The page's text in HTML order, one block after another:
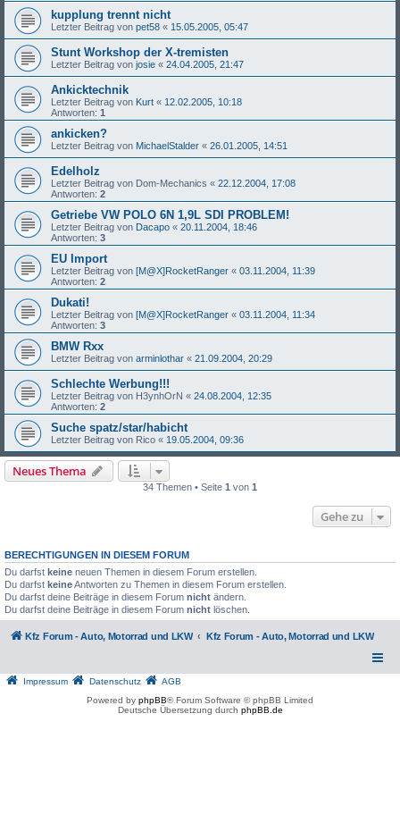
kupplung trennt nicht
Letzter Beitrag von pet58 « 15.05.2005, 05:47
Stunt Workshop der X-tremisten
Letzter Beitrag von josie « 24.04.2005, 21:47
Ankicktechnik
Letzter Beitrag von Kurt « 12.02.2005, 10:18
Antworten: 1
ankicken?
Letzter Beitrag von MichaelStalder « 26.01.2005, 14:51
Edelholz
Letzter Beitrag von Dom-Mechanics « 22.12.2004, 17:08
Antworten: 2
Getriebe VW POLO 6N 1,9L SDI PROBLEM!
Letzter Beitrag von Dacapo « 20.11.2004, 18:46
Antworten: 3
EU Import
Letzter Beitrag von [M@X]RocketRanger « 03.11.2004, 11:39
Antworten: 2
Dukati!
Letzter Beitrag von [M@X]RocketRanger « 03.11.2004, 11:34
Antworten: 3
BMW Rxx
Letzter Beitrag von arminlothar « 21.09.2004, 20:29
Schlechte Werbung!!!
Letzter Beitrag von H3ynhOrN « 24.08.2004, 12:35
Antworten: 2
Suche spatz/star/habicht
Letzter Beitrag von Rico « 19.05.2004, 09:36
Neues Thema
34 Themen • Seite 1 von 1
Gehe zu
BERECHTIGUNGEN IN DIESEM FORUM
Du darfst keine neuen Themen in diesem Forum erstellen.
Du darfst keineAntworten zu Themen in diesem Forum erstellen.
Du darfst deine Beiträge in diesem Forum nicht ändern.
Du darfst deine Beiträge in diesem Forum nicht löschen.
Kfz Forum - Auto, Motorrad und LKW Kfz Forum - Auto, Motorrad und LKW
Impressum Datenschutz
AGB
Powered by phpBB® Forum Software © phpBB Limited
Deutsche Übersetzung durch phpBB.de